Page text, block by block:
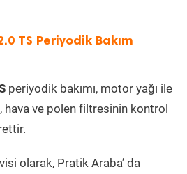
TS Periyodik Bakım
periyodik bakımı, motor yağı ile
ve polen filtresinin kontrol
olarak, Pratik Araba’ da